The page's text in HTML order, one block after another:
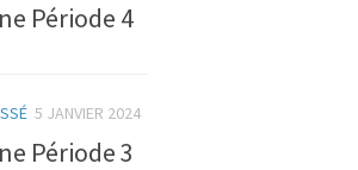
Période 4
5 JANVIER 2024
Période 3